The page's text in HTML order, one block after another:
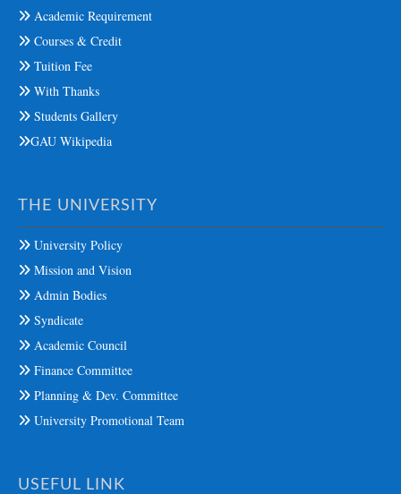
Academic Requirement
Courses & Credit
Tuition Fee
With Thanks
Students Gallery
GAU Wikipedia
THE UNIVERSITY
University Policy
Mission and Vision
Admin Bodies
Syndicate
Academic Council
Finance Committee
Planning & Dev. Committee
University Promotional Team
USEFUL LINK